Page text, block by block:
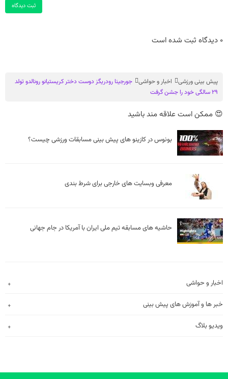
ثبت دیدگاه
0 دیدگاه ثبت شده است
پیش بینی ورزشی اخبار و حواشی
جورجینا رودریگز دوست دختر کریستیانو رونالدو تولد
۲۹ سالگی خود را جشن گرفت
😍 ممکن است علاقه مند باشید
معرفی وبسایت های خارجی برای شرط بندی
حاشیه های مسابقه تیم ملی ایران با آمریکا در جام جهانی
اخبار و حواشی
خبر ها و آموزش های پیش بینی
ویدیو بلاگ